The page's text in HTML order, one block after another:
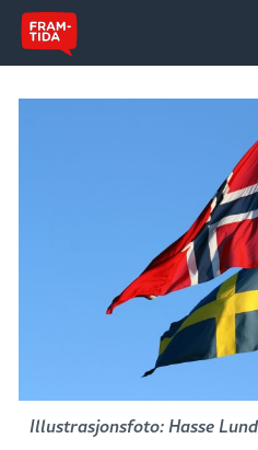
Illustrasjonsfoto: Hasse